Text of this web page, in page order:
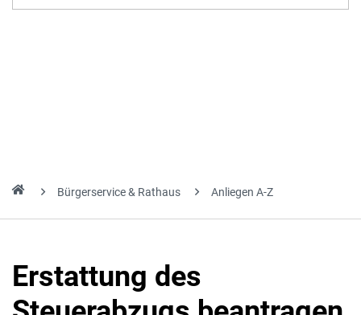
Bürgerservice & Rathaus Anliegen A-Z
Erstattung des